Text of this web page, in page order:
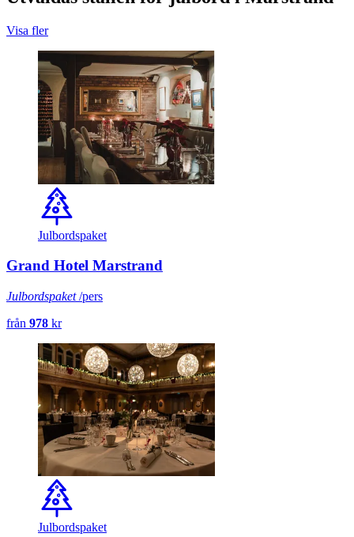
Visa fler
Julbordspaket
Grand Hotel Marstrand
Julbordspaket/pers
från 978 kr
Julbordspaket